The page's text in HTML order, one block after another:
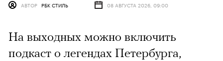
АВТОР РБК СТИЛЬ 08 АВГУСТА 2026, 09:00
На выходных можно включить
подкаст о легендах Петербурга,